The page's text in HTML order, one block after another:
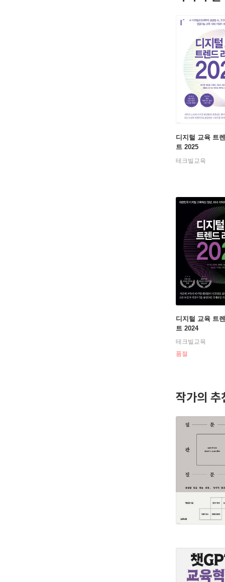
디지털 교육 트
트 2025
테크빌교육
디지털 교육 트
트 2024
테크빌교육
품절
작가의 추